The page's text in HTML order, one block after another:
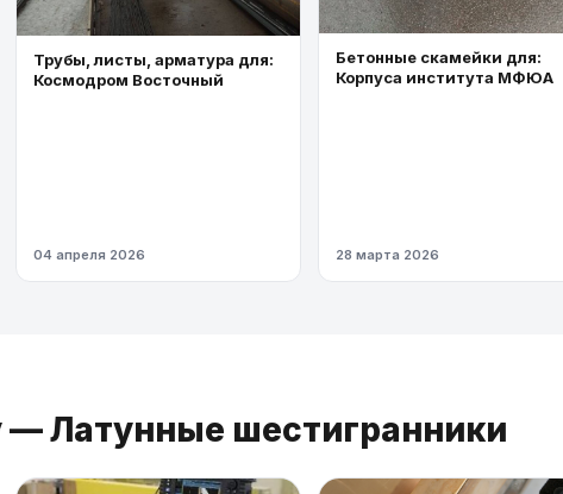
Трубы, листы, арматура для:
Космодром Восточный
04 апреля 2026
Бетонные скамейки для:
Корпуса института МФЮА
28 марта 2026
— Латунные шестигранники